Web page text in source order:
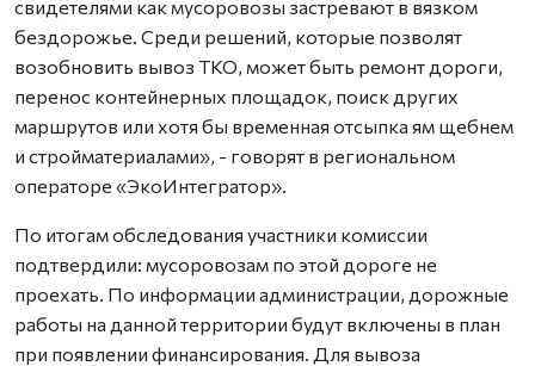
свидетелями как мусоровозы застревают в вязком
бездорожье. Среди решений, которые позволят
возобновить вывоз ТКО, может быть ремонт дороги,
перенос контейнерных площадок, поиск других
маршрутов или хотя бы временная отсыпка ям щебнем
и стройматериалами», - говорят в региональном
операторе «ЭкоИнтегратор».
По итогам обследования участники комиссии
подтвердили: мусоровозам по этой дороге не
проехать. По информации администрации, дорожные
работы на данной территории будут включены в план
при появлении финансирования. Для вывоза